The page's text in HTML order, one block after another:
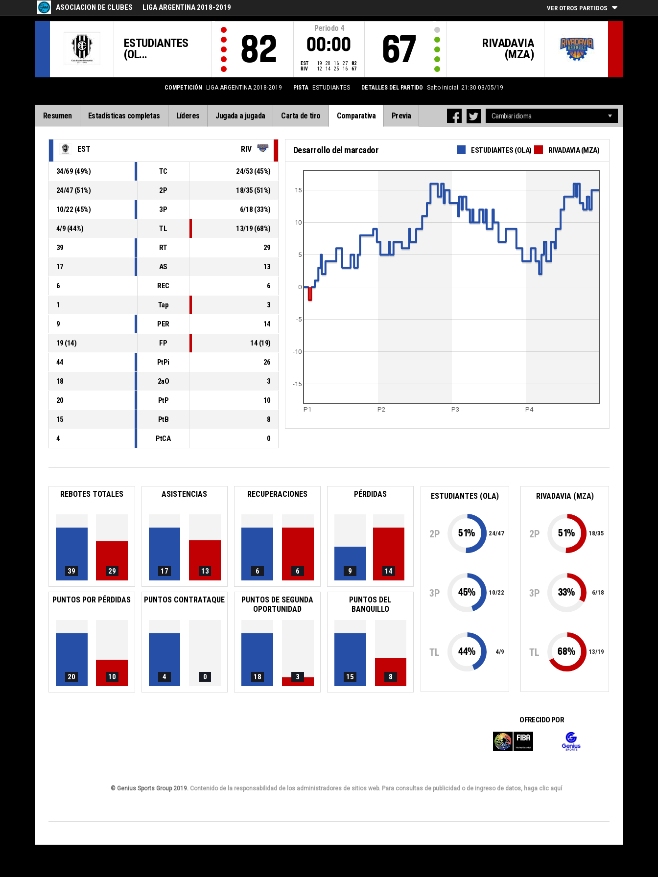
ASOCIACION DE CLUBES LIGA ARGENTINA 2018-2019 VER OTROS PARTIDOS
ESTUDIANTES
(OL...
82
Periodo 4
00:00
EST 19 20 16 27
82
RIV
12 14 25 16 67
RIVADAVIA
(MZA)
67
COMPETICIÓN LIGA ARGENTINA 2018-2019 PISTA ESTUDIANTES DETALLES DEL PARTIDO Salto inicial: 21:30 03/05/19
Resumen Estadísticas completas Líderes Jugada a jugada Carta de tiro Comparativa Previa
EST RIV
34/69 (49%) TC 24/53 (45%)
24/47 (51%) 2P 18/35 (51%)
10/22 (45%) 3P 6/18 (33%)
4/9 (44%) TL 13/19 (68%)
39 RT 29
17 AS 13
6 REC 6
1 Tap 3
9 PER 14
19 (14) FP 14 (19)
44 PtPi 26
18 2aO 3
20 PtP 10
15 PtB 8
4 PtCA 0
Desarrollo del marcador ESTUDIANTES (OLA) RIVADAVIA (MZA)
P1 P2 P3 P4
0
5
10
15
-15
-10
-5
REBOTES TOTALES
39 29
ASISTENCIAS
17 13
RECUPERACIONES
6 6
PÉRDIDAS
9 14
PUNTOS POR PÉRDIDAS
20 10
PUNTOS CONTRATAQUE
4 0
PUNTOS DE SEGUNDA
OPORTUNIDAD
18 3
PUNTOS DEL
BANQUILLO
15 8
ESTUDIANTES (OLA)
2P 51% 24/47
3P 45% 10/22
TL 44% 4/9
RIVADAVIA (MZA)
2P 51% 18/35
3P 33% 6/18
TL 68% 13/19
OFRECIDO POR
© Genius Sports Group 2019. Contenido de la responsabilidad de los administradores de sitios web. Para consultas de publicidad o de ingreso de datos, haga clic aquí